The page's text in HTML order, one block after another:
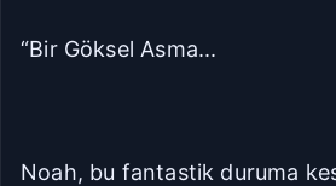
“Bir Göksel Asma...
Noah, bu fantastik duruma